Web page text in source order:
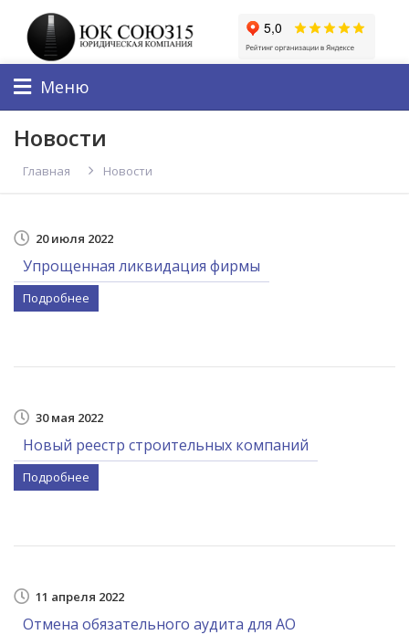
Меню
Новости
Главная Новости
20 июля 2022
Упрощенная ликвидация фирмы
Подробнее
30 мая 2022
Новый реестр строительных компаний
Подробнее
11 апреля 2022
Отмена обязательного аудита для АО